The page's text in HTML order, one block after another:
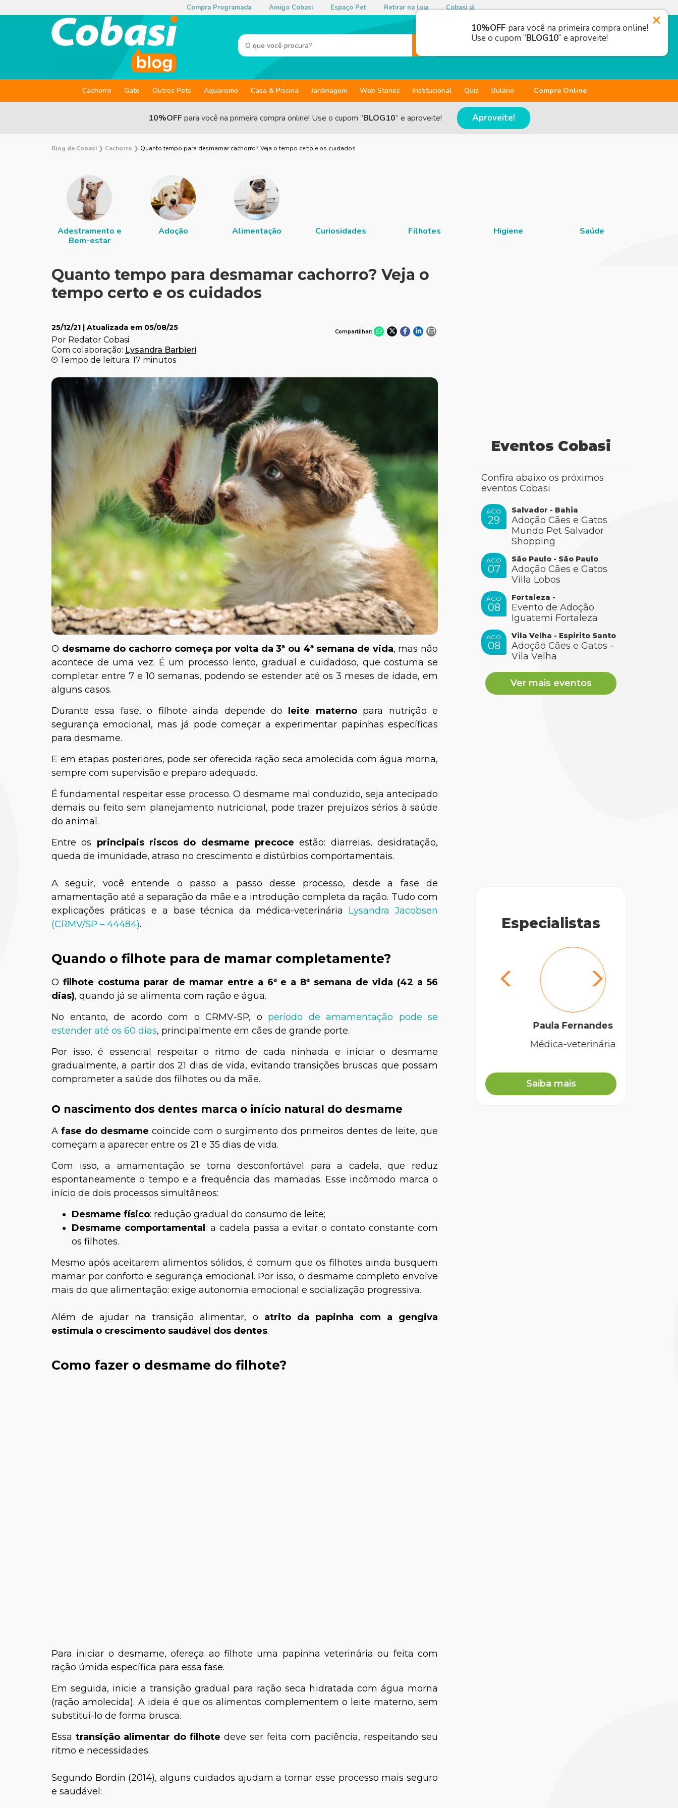
Compra Programada Amigo Cobasi Espaço Pet Retirar na loja Cobasi já
Cachorro Gato Outros Pets Aquarismo Casa & Piscina Jardinagem Web Stories Institucional Quiz Bulário Compre Online
10%OFFpara você na primeira compra online! Use o cupom “BLOG10” e aproveite! Aproveite!
Blog da Cobasi ❯ Cachorro ❯ Quanto tempo para desmamar cachorro? Veja o tempo certo e os cuidados
Adestramento e
Bem-estar
Adoção Alimentação Curiosidades Filhotes Higiene Saúde
Quanto tempo para desmamar cachorro? Veja o
tempo certo e os cuidados
25/12/21 | Atualizada em 05/08/25
Por Redator Cobasi
Com colaboração: Lysandra Barbieri
Tempo de leitura: 17 minutos
Compartilhar:
O desmame do cachorro começa por volta da 3ª ou 4ª semana de vida, mas não
acontece de uma vez. É um processo lento, gradual e cuidadoso, que costuma se
completar entre 7 e 10 semanas, podendo se estender até os 3 meses de idade, em
alguns casos.
Durante essa fase, o filhote ainda depende do
leite maternopara nutrição e
segurança emocional, mas já pode começar a experimentar papinhas específicas
para desmame.
E em etapas posteriores, pode ser oferecida ração seca amolecida com água morna,
sempre com supervisão e preparo adequado.
É fundamental respeitar esse processo. O desmame mal conduzido, seja antecipado
demais ou feito sem planejamento nutricional, pode trazer prejuízos sérios à saúde
do animal.
Entre os principais riscos do desmame precoceestão: diarreias, desidratação,
queda de imunidade, atraso no crescimento e distúrbios comportamentais.
A seguir, você entende o passo a passo desse processo, desde a fase de
amamentação até a separação da mãe e a introdução completa da ração. Tudo com
explicações práticas e a base técnica da médica-veterinária Lysandra Jacobsen
(CRMV/SP – 44484).
Quando o filhote para de mamar completamente?
O filhote costuma parar de mamar entre a 6ª e a 8ª semana de vida (42 a 56
dias), quando já se alimenta com ração e água.
No entanto, de acordo com o CRMV-SP, o período de amamentação pode se
estender até os 60 dias, principalmente em cães de grande porte.
Por isso, é essencial respeitar o ritmo de cada ninhada e iniciar o desmame
gradualmente, a partir dos 21 dias de vida, evitando transições bruscas que possam
comprometer a saúde dos filhotes ou da mãe.
O nascimento dos dentes marca o início natural do desmame
A fase do desmame coincide com o surgimento dos primeiros dentes de leite, que
começam a aparecer entre os 21 e 35 dias de vida.
Com isso, a amamentação se torna desconfortável para a cadela, que reduz
espontaneamente o tempo e a frequência das mamadas. Esse incômodo marca o
início de dois processos simultâneos:
Desmame físico: redução gradual do consumo de leite;
Desmame comportamental : a cadela passa a evitar o contato constante com
os filhotes.
Mesmo após aceitarem alimentos sólidos, é comum que os filhotes ainda busquem
mamar por conforto e segurança emocional. Por isso, o desmame completo envolve
mais do que alimentação: exige autonomia emocional e socialização progressiva.
Além de ajudar na transição alimentar, o atrito da papinha com a gengiva
estimula o crescimento saudável dos dentes.
Como fazer o desmame do filhote?
Para iniciar o desmame, ofereça ao filhote uma papinha veterinária ou feita com
ração úmida específica para essa fase.
Em seguida, inicie a transição gradual para ração seca hidratada com água morna
(ração amolecida). A ideia é que os alimentos complementem o leite materno, sem
substituí-lo de forma brusca.
Essa transição alimentar do filhote deve ser feita com paciência, respeitando seu
ritmo e necessidades.
Segundo Bordin (2014), alguns cuidados ajudam a tornar esse processo mais seguro
e saudável:
Eventos Cobasi
Confira abaixo os próximos
eventos Cobasi
AGO
29
Salvador - Bahia
Adoção Cães e Gatos
Mundo Pet Salvador
Shopping
AGO
07
São Paulo - São Paulo
Adoção Cães e Gatos
Villa Lobos
AGO
08
Fortaleza -
Evento de Adoção
Iguatemi Fortaleza
AGO
08
Vila Velha - Espirito Santo
Adoção Cães e Gatos –
Vila Velha
Ver mais eventos
Especialistas
Viviane Cozzolino
Tiago Calil
animais silvestres e
paisagismo
Paula Fernandes
Médica-veterinária
Saiba mais
10%OFF para você na primeira compra online!
Use o cupom “BLOG10” e aproveite!